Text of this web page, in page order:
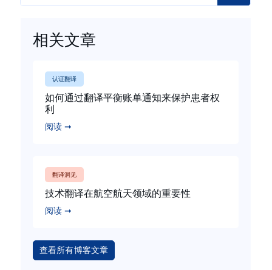
相关文章
认证翻译
如何通过翻译平衡账单通知来保护患者权
利
阅读 ➞
翻译洞见
技术翻译在航空航天领域的重要性
阅读 ➞
查看所有博客文章